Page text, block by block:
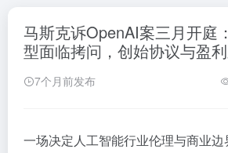
马斯克诉OpenAI案三月开庭
型面临拷问，创始协议与盈
7个月前发布
一场决定人工智能行业伦理与商业